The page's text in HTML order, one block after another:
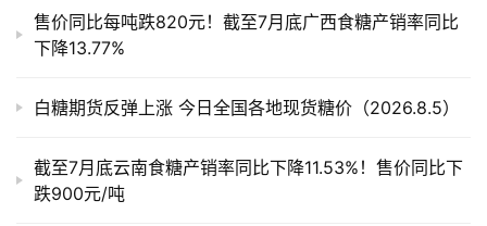
售价同比每吨跌820元！截至7月底广西食糖产销率同比
下降13.77%
白糖期货反弹上涨 今日全国各地现货糖价（2026.8.5）
截至7月底云南食糖产销率同比下降11.53%！售价同比下
跌900元/吨